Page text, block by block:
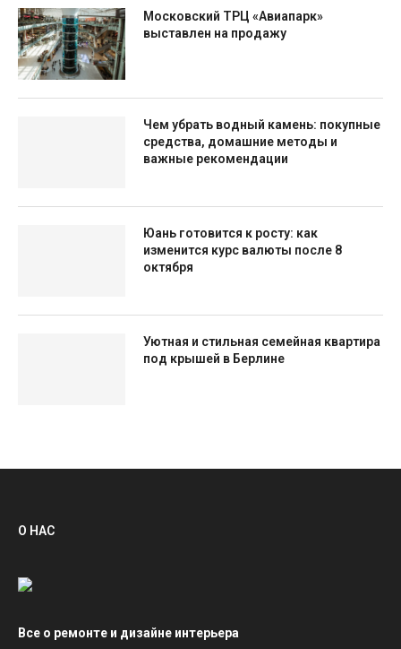
Московский ТРЦ «Авиапарк»
выставлен на продажу
Чем убрать водный камень: покупные
средства, домашние методы и
важные рекомендации
Юань готовится к росту: как
изменится курс валюты после 8
октября
Уютная и стильная семейная квартира
под крышей в Берлине
О НАС
Все о ремонте и дизайне интерьера